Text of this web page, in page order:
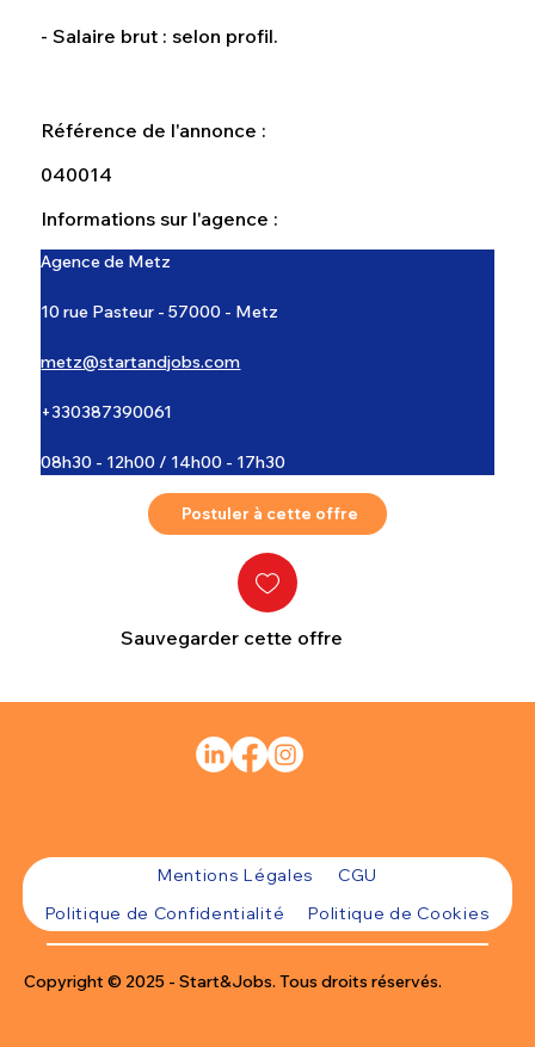
- Salaire brut : selon profil.
Référence de l'annonce :
040014
Informations sur l'agence :
Agence de Metz
10 rue Pasteur - 57000 - Metz
metz@startandjobs.com
+330387390061
08h30 - 12h00 / 14h00 - 17h30
Postuler à cette offre
Sauvegarder cette offre
Copyright © 2025 - Start&Jobs. Tous droits réservés.
Mentions Légales
CGU
Politique de Confidentialité
Politique de Cookies